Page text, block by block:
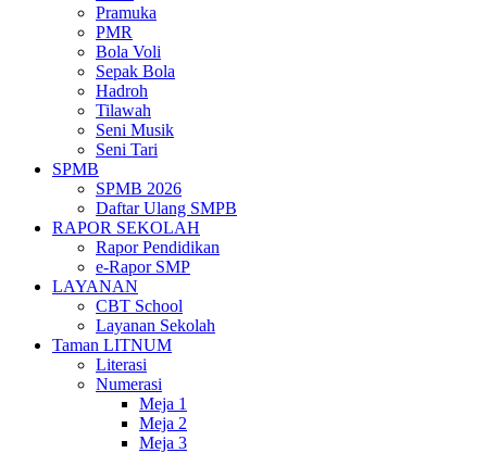
Pramuka
PMR
Bola Voli
Sepak Bola
Hadroh
Tilawah
Seni Musik
Seni Tari
SPMB
SPMB 2026
Daftar Ulang SMPB
RAPOR SEKOLAH
Rapor Pendidikan
e-Rapor SMP
LAYANAN
CBT School
Layanan Sekolah
Taman LITNUM
Literasi
Numerasi
Meja 1
Meja 2
Meja 3